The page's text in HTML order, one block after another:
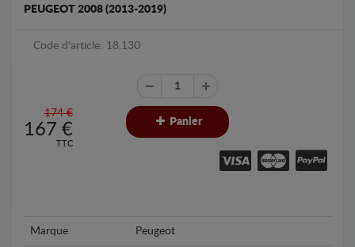
PEUGEOT 2008 (2013-2019)
Code d'article: 18.130
174 €
167 €
TTC
Panier
Marque Peugeot